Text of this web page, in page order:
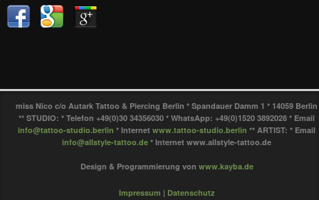
miss Nico c/o Autark Tattoo & Piercing Berlin * Spandauer Damm 1 * 14059 Berlin
** STUDIO: * Telefon +49(0)30 34356030 * WhatsApp: +49(0)1520 3892028 * Email
info@tattoo-studio.berlin * Internet www.tattoo-studio.berlin ** ARTIST: * Email
info@allstyle-tattoo.de * Internet www.allstyle-tattoo.de
Design & Programmierung von www.kayba.de
Impressum | Datenschutz